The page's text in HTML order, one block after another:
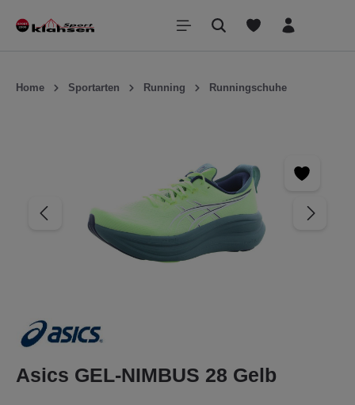
springen
Home Sportarten Running Runningschuhe
Asics GEL-NIMBUS 28 Gelb